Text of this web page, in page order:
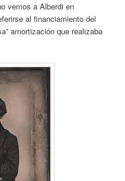
vemos a Alberdi en
al financiamiento del
amortización que realizaba